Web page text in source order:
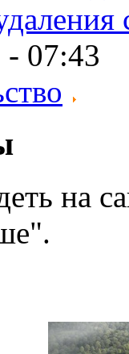
07:43
на